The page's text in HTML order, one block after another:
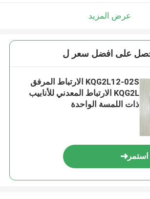
عرض المزيد
على افضل سعر ل
KQG2L12-02S الارتباط المرفق
KQG2L الارتباط المعدني للأنابيب
ذات اللمسة الواحدة
استمر